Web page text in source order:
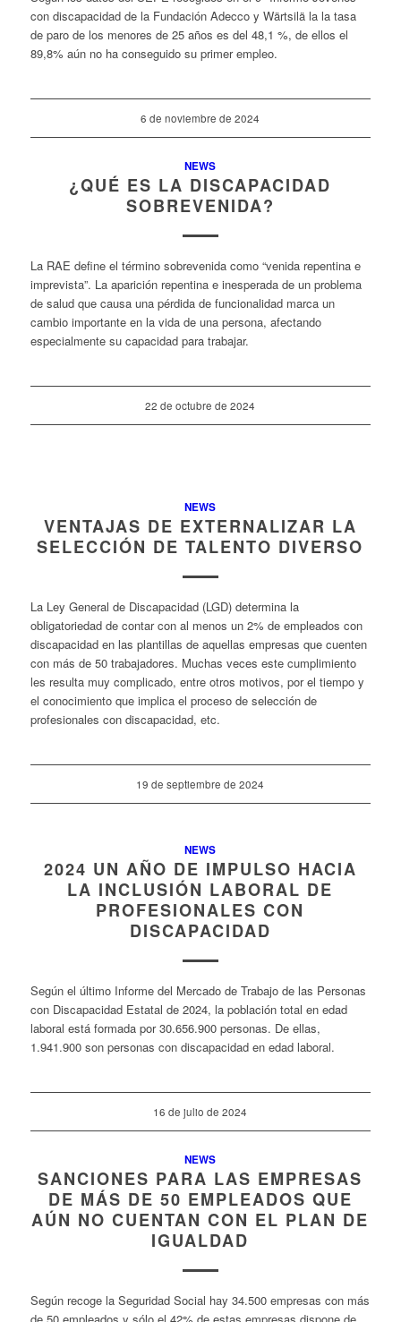
con discapacidad de la Fundación Adecco y Wärtsilä la la tasa
de paro de los menores de 25 años es del 48,1 %, de ellos el
89,8% aún no ha conseguido su primer empleo.
6 de noviembre de 2024
NEWS
¿QUÉ ES LA DISCAPACIDAD
SOBREVENIDA?
La RAE define el término sobrevenida como “venida repentina e
imprevista”. La aparición repentina e inesperada de un problema
de salud que causa una pérdida de funcionalidad marca un
cambio importante en la vida de una persona, afectando
especialmente su capacidad para trabajar.
22 de octubre de 2024
NEWS
VENTAJAS DE EXTERNALIZAR LA
SELECCIÓN DE TALENTO DIVERSO
La Ley General de Discapacidad (LGD) determina la
obligatoriedad de contar con al menos un 2% de empleados con
discapacidad en las plantillas de aquellas empresas que cuenten
con más de 50 trabajadores. Muchas veces este cumplimiento
les resulta muy complicado, entre otros motivos, por el tiempo y
el conocimiento que implica el proceso de selección de
profesionales con discapacidad, etc.
19 de septiembre de 2024
NEWS
2024 UN AÑO DE IMPULSO HACIA
LA INCLUSIÓN LABORAL DE
PROFESIONALES CON
DISCAPACIDAD
Según el último Informe del Mercado de Trabajo de las Personas
con Discapacidad Estatal de 2024, la población total en edad
laboral está formada por 30.656.900 personas. De ellas,
1.941.900 son personas con discapacidad en edad laboral.
16 de julio de 2024
NEWS
SANCIONES PARA LAS EMPRESAS
DE MÁS DE 50 EMPLEADOS QUE
AÚN NO CUENTAN CON EL PLAN DE
IGUALDAD
Según recoge la Seguridad Social hay 34.500 empresas con más